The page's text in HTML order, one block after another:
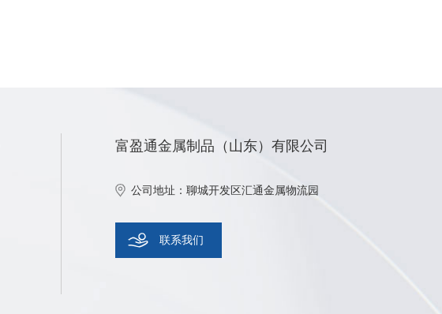
富盈通金属制品（山东）有限公司
公司地址：聊城开发区汇通金属物流园
联系我们